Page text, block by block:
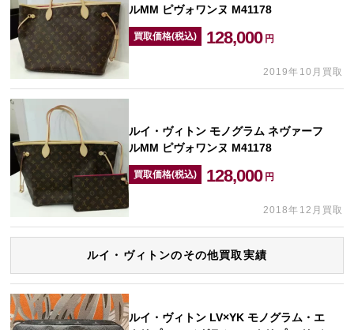
ルMM ピヴォワンヌ M41178
買取価格(税込) 128,000 円
2019年10月買取
ルイ・ヴィトン モノグラム ネヴァーフ
ルMM ピヴォワンヌ M41178
買取価格(税込) 128,000 円
2018年12月買取
ルイ・ヴィトンのその他買取実績
ルイ・ヴィトン LV×YK モノグラム・エ